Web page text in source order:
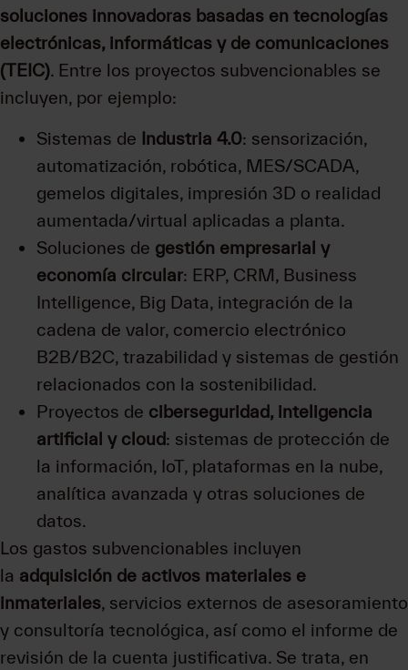
soluciones innovadoras basadas en tecnologías
electrónicas, informáticas y de comunicaciones
(TEIC). Entre los proyectos subvencionables se
incluyen, por ejemplo:
Sistemas de Industria 4.0: sensorización,
automatización, robótica, MES/SCADA,
gemelos digitales, impresión 3D o realidad
aumentada/virtual aplicadas a planta.
Soluciones de gestión empresarial y
economía circular: ERP, CRM, Business
Intelligence, Big Data, integración de la
cadena de valor, comercio electrónico
B2B/B2C, trazabilidad y sistemas de gestión
relacionados con la sostenibilidad.
Proyectos de ciberseguridad, inteligencia
artificial y cloud: sistemas de protección de
la información, IoT, plataformas en la nube,
analítica avanzada y otras soluciones de
datos.
Los gastos subvencionables incluyen
la adquisición de activos materiales e
inmateriales, servicios externos de asesoramiento
y consultoría tecnológica, así como el informe de
revisión de la cuenta justificativa. Se trata, en